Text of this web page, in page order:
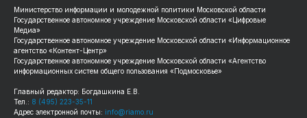
Министерство информации и молодежной политики Московской области
Государственное автономное учреждение Московской области «Цифровые
Медиа»
Государственное автономное учреждение Московской области «Информационное
агентство «Контент-Центр»
Государственное автономное учреждение Московской области «Агентство
информационных систем общего пользования «Подмосковье»
Главный редактор: Богдашкина Е.В.
Тел.: 8 (495) 223-35-11
Адрес электронной почты: info@riamo.ru